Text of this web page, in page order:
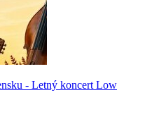
- Letný koncert Low